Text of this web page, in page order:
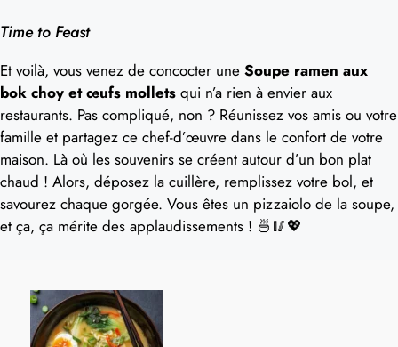
Time to Feast
Et voilà, vous venez de concocter une Soupe ramen aux
bok choy et œufs mollets qui n’a rien à envier aux
restaurants. Pas compliqué, non ? Réunissez vos amis ou votre
famille et partagez ce chef-d’œuvre dans le confort de votre
maison. Là où les souvenirs se créent autour d’un bon plat
chaud ! Alors, déposez la cuillère, remplissez votre bol, et
savourez chaque gorgée. Vous êtes un pizzaiolo de la soupe,
et ça, ça mérite des applaudissements ! 🍜🥢💖